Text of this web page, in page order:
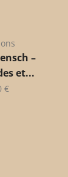
–
et...
€